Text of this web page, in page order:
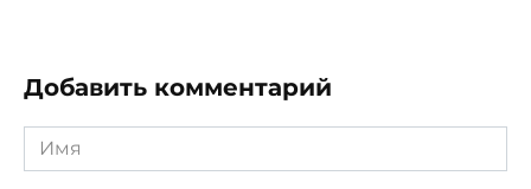
Добавить комментарий
Имя
*